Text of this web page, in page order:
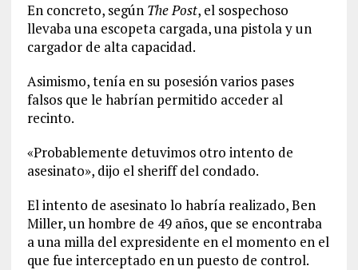
En concreto, según The Post, el sospechoso
llevaba una escopeta cargada, una pistola y un
cargador de alta capacidad.
Asimismo, tenía en su posesión varios pases
falsos que le habrían permitido acceder al
recinto.
«Probablemente detuvimos otro intento de
asesinato», dijo el sheriff del condado.
El intento de asesinato lo habría realizado, Ben
Miller, un hombre de 49 años, que se encontraba
a una milla del expresidente en el momento en el
que fue interceptado en un puesto de control.